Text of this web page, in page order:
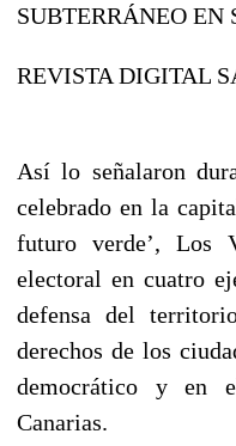
SUBTERRÁNEO EN
REVISTA DIGITAL
Así lo señalaron
celebrado en la
futuro verde’, Los
electoral en cuatro
defensa del
derechos de los
democrático y en
Canarias.